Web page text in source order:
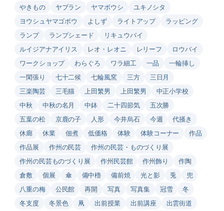
やきもの
ヤブラン ヤマボウシ
ユキノシタ
ヨウシュヤマゴボウ
よしず ライトアップ
ラッピング
ランプ
ランプシェード
リキュウバイ
ルイジアナアイリス
レオ・レオニ レリーフ
ロウバイ
ワークショップ
わらぐろ ワラ細工 一品
一輪挿し
一閑張り
七十二候 七輪風窯 三方
三日月
三楽陶芸
三毛猫 上田繁男 上田繁男
中正小学校
中秋
中秋の名月 中鉢 二十四節気
五次勝
五葉の松
京鹿の子 人形 今井烏石 今週
代掻き
休廊
休業 佃煮 低価格 体験 体験コーナー
作品
作品展
作州の民芸
作州の民芸・ものづくり展
作州の民芸ものづくり展
作州民芸館 作州飾り
作陶
倉敷
個展 傘 備中櫓 備前焼 光と影 兎
兜
八重の梅
公民館 再開 写真 写真集 冠雪
冬
冬支度
冬景色 凧 出前授業 出前講座
出雲街道